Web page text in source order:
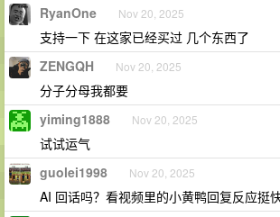
RyanOne Nov 20, 2025
支持一下 在这家已经买过 几个东西了
ZENGQH Nov 20, 2025
分子分母我都要
yiming1888 Nov 20, 2025
试试运气
guolei1998 Nov 20, 2025
AI 回话吗？看视频里的小黄鸭回复反应挺快